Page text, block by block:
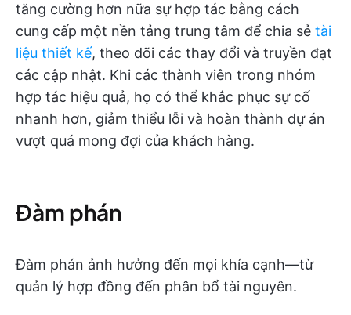
tăng cường hơn nữa sự hợp tác bằng cách
cung cấp một nền tảng trung tâm để chia sẻ tài
liệu thiết kế, theo dõi các thay đổi và truyền đạt
các cập nhật. Khi các thành viên trong nhóm
hợp tác hiệu quả, họ có thể khắc phục sự cố
nhanh hơn, giảm thiểu lỗi và hoàn thành dự án
vượt quá mong đợi của khách hàng.
Đàm phán
Đàm phán ảnh hưởng đến mọi khía cạnh—từ
quản lý hợp đồng đến phân bổ tài nguyên.